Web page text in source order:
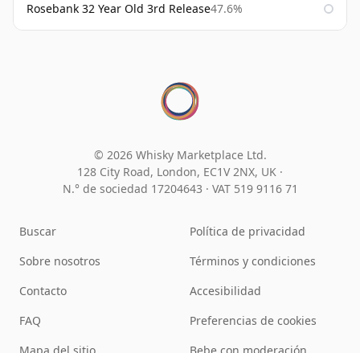
Rosebank 32 Year Old 3rd Release47.6%
© 2026 Whisky Marketplace Ltd.
128 City Road, London, EC1V 2NX, UK ·
N.° de sociedad 17204643 · VAT 519 9116 71
Buscar
Sobre nosotros
Contacto
FAQ
Política de privacidad
Términos y condiciones
Accesibilidad
Preferencias de cookies